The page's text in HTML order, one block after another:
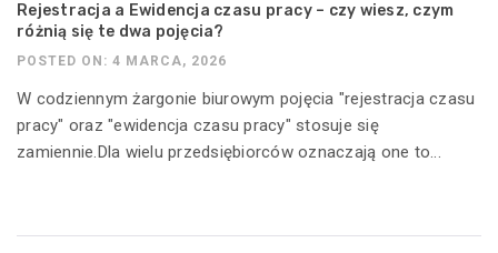
Rejestracja a Ewidencja czasu pracy – czy wiesz, czym
różnią się te dwa pojęcia?
POSTED ON: 4 MARCA, 2026
W codziennym żargonie biurowym pojęcia "rejestracja czasu
pracy" oraz "ewidencja czasu pracy" stosuje się
zamiennie.Dla wielu przedsiębiorców oznaczają one to...